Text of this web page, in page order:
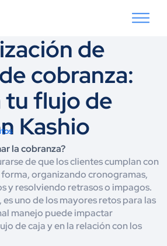
de
cobranza:
flujo de
Kashio
la cobranza?
de que los clientes cumplan con
organizando cronogramas,
y resolviendo retrasos o impagos.
uno de los mayores retos para las
manejo puede impactar
de caja y en la relación con los